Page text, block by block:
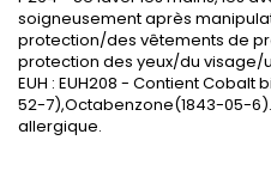
soigneusement après
protection/des vêtements de
protection des yeux/du visage/
EUH : EUH208 - Contient
52-7),Octabenzone(1843-05-
allergique.